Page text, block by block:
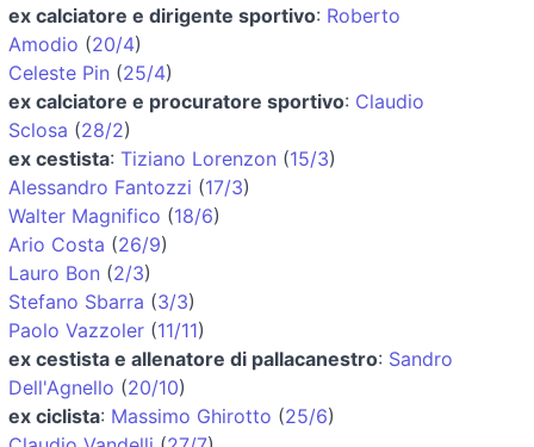
ex calciatore e dirigente sportivo: Roberto
Amodio (20/4)
Celeste Pin (25/4)
ex calciatore e procuratore sportivo: Claudio
Sclosa (28/2)
ex cestista: Tiziano Lorenzon (15/3)
Alessandro Fantozzi (17/3)
Walter Magnifico (18/6)
Ario Costa (26/9)
Lauro Bon (2/3)
Stefano Sbarra (3/3)
Paolo Vazzoler (11/11)
ex cestista e allenatore di pallacanestro: Sandro
Dell'Agnello (20/10)
ex ciclista: Massimo Ghirotto (25/6)